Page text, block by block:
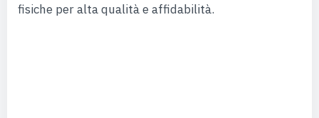
fisiche per alta qualità e affidabilità.